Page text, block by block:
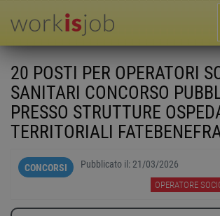
20 POSTI PER OPERATORI
SANITARI CONCORSO
PRESSO STRUTTURE
TERRITORIALI
CONCORSI Pubblicato il: 21/03/2026
OPERATORE